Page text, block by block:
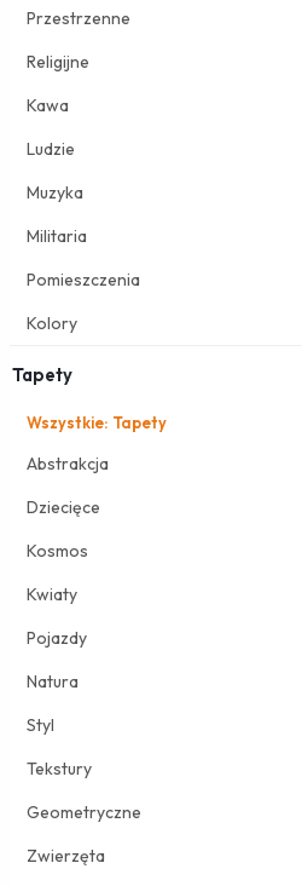
Przestrzenne
Religijne
Kawa
Ludzie
Muzyka
Militaria
Pomieszczenia
Kolory
Tapety
Wszystkie: Tapety
Abstrakcja
Dziecięce
Kosmos
Kwiaty
Pojazdy
Natura
Styl
Tekstury
Geometryczne
Zwierzęta